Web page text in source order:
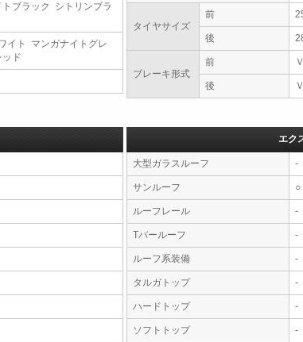
ブラック シトリンブラ
イト マンガナイトグレ
ド
タイヤサイズ
前
後
ブレーキ形式
前
後
エク
大型ガラスルーフ -
サンルーフ ○
ルーフレール -
Tバールーフ -
ルーフ系装備 -
タルガトップ -
ハードトップ -
ソフトトップ -